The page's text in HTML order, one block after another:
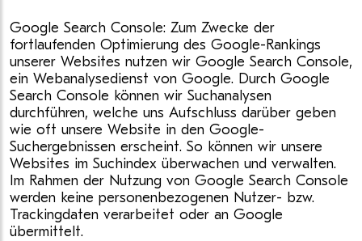
Google Search Console: Zum Zwecke der
fortlaufenden Optimierung des Google-Rankings
unserer Websites nutzen wir Google Search Console,
ein Webanalysedienst von Google. Durch Google
Search Console können wir Suchanalysen
durchführen, welche uns Aufschluss darüber geben
wie oft unsere Website in den Google-
Suchergebnissen erscheint. So können wir unsere
Websites im Suchindex überwachen und verwalten.
Im Rahmen der Nutzung von Google Search Console
werden keine personenbezogenen Nutzer- bzw.
Trackingdaten verarbeitet oder an Google
übermittelt.